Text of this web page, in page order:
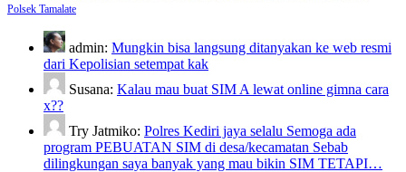
Polsek Tamalate
admin: Mungkin bisa langsung ditanyakan ke web resmi
dari Kepolisian setempat kak
Susana: Kalau mau buat SIM A lewat online gimna cara
x??
Try Jatmiko: Polres Kediri jaya selalu Semoga ada
program PEBUATAN SIM di desa/kecamatan Sebab
dilingkungan saya banyak yang mau bikin SIM TETAPI…